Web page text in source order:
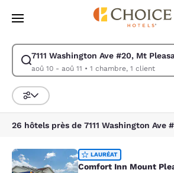
Passer à Contenu Principal
7111 Washington Ave #20, Mt
aoû 10 - aoû 11 • 1 chambre, 1 client
Modifiez la recherche pour 7111
Trier et filtrer
Comfort Inn Mount
LAURÉAT
Comfort Inn Mount